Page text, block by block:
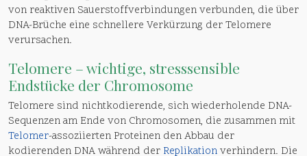
von reaktiven Sauerstoffverbindungen verbunden, die über
DNA-Brüche eine schnellere Verkürzung der Telomere
verursachen.
Telomere – wichtige, stresssensible
Endstücke der Chromosome
Telomere sind nichtkodierende, sich wiederholende DNA-
Sequenzen am Ende von Chromosomen, die zusammen mit
Telomer-assoziierten Proteinen den Abbau der
kodierenden DNA während der Replikationverhindern. Die